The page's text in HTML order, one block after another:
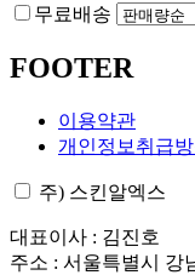
무료배송
FOOTER
이용약관
개인정보취급
주) 스킨알엑스
대표이사 : 김진호
주소 : 서울특별시 강